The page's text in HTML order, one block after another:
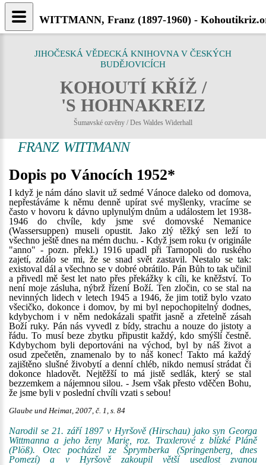
JIHOČESKÁ VĚDECKÁ KNIHOVNA V ČESKÝCH
BUDĚJOVICÍCH
KOHOUTÍ KŘÍŽ /
'S HOHNAKREIZ
Šumavské ozvěny / Des Waldes Widerhall
FRANZ WITTMANN
Dopis po Vánocích 1952*
I když je nám dáno slavit už sedmé Vánoce daleko od domova,
nepřestáváme k němu denně upírat své myšlenky, vracíme se
často v hovoru k dávno uplynulým dnům a událostem let 1938-
1946 do chvíle, kdy jsme své domovské Nemanice
(Wassersuppen) museli opustit. Jako zlý těžký sen leží to
všechno ještě dnes na mém duchu. - Když jsem roku (v originále
"anno" - pozn. překl.) 1916 upadl při Tarnopoli do ruského
zajetí, zdálo se mi, že se snad svět zastavil. Nestalo se tak:
existoval dál a všechno se v dobré obrátilo. Pán Bůh to tak učinil
a přivedl mě šest let nato přes překážky k cíli, ke kněžství. To
není moje zásluha, nýbrž řízení Boží. Ten zločin, co se stal na
nevinných lidech v letech 1945 a 1946, že jim totiž bylo vzato
všecičko, dokonce i domov, by mi byl nepochopitelný dodnes,
kdybychom i v něm nedokázali spatřit jasně a zřetelně zásah
Boží ruky. Pán nás vyvedl z bídy, strachu a nouze do jistoty a
řádu. To musí beze zbytku připustit každý, kdo smýšlí čestně.
Kdybychom byli deportováni na východ, byl by náš život a
osud zpečetěn, znamenalo by to náš konec! Takto má každý
zajištěno slušné živobytí a denní chléb, nikdo nemusí strádat či
dokonce hladovět. Nejtěžší to má jistě sedlák, který se stal
bezzemkem a nájemnou silou. - Jsem však přesto vděčen Bohu,
že jsme byli v poslední chvíli vzati s sebou!
Glaube und Heimat, 2007, č. 1, s. 84
Narodil se 21. září 1897 v Hyršově (Hirschau) jako syn Georga
Wittmanna a jeho ženy Marie, roz. Traxlerové z blízké Pláně
(Plöß). Otec pocházel ze Šprymberka (Springenberg, dnes
Pomezí) a v Hyršově zakoupil větší usedlost zvanou
WITTMANN, Franz (1897-1960) -